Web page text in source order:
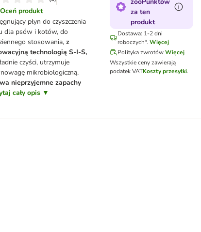
Oceń produkt
płyn do czyszczenia
dla psów i kotów, do
stosowania,z
technologią S-I-S,
czyści, utrzymuje
mikrobiologiczną,
nieprzyjemne zapachy
cały opis ▼
za ten
produkt
Dostawa: 1-2 dni
roboczych*. Więcej
Polityka zwrotówWięcej
Wszystkie ceny zawierają
podatek VATKoszty przesyłki.